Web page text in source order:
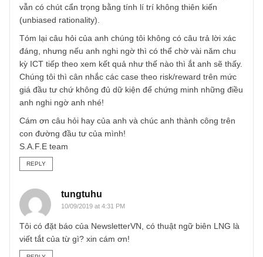
rằng họ vẫn có chính sách đổi trả lại với nhà sản xuất với
mức chiết khấu nhất định. Quả thật nghe rất hay song
chúng tôi cũng không ở trong ngành ICT để biết được bí
quyết đó như thế nào, có thực hay không (!)
Đây là một case rất thú vị, chúng tôi không đầu tư – vì các
lý do như trong ấn phẩm XVIII – “ấn phẩm bán lẻ” – chúng
tôi đã nói qua, nhưng cũng theo dõi sát để xem tương lai
như thế nào. Cũng có thể chúng tôi sai lắm chứ, nhưng
nghiệm quan sát nhiều thị trường trên thế giới thì chúng
vẫn có chút cẩn trọng bằng tính lí trí không thiên kiến
(unbiased rationality).
đáng, nhưng nếu anh nghi ngờ thì có thể chờ vài năm chu
kỳ ICT tiếp theo xem kết quả như thế nào thì ắt anh sẽ
Chúng tôi thì cân nhắc các case theo risk/reward trên mức
giá đầu tư chứ không đủ dữ kiện để chứng minh những
anh nghi ngờ anh nhé!